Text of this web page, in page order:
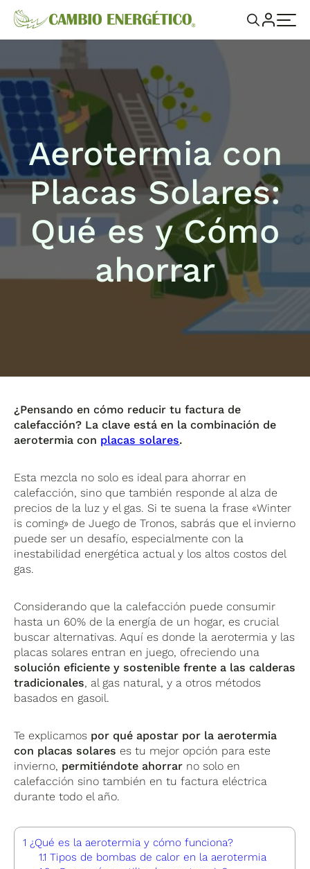
Aerotermia con
Placas Solares:
Qué es y Cómo
ahorrar
¿Pensando en cómo reducir tu factura de
calefacción? La clave está en la combinación de
aerotermia con placas solares.
Esta mezcla no solo es ideal para ahorrar en
calefacción, sino que también responde al alza de
precios de la luz y el gas. Si te suena la frase «Winter
is coming» de Juego de Tronos, sabrás que el invierno
puede ser un desafío, especialmente con la
inestabilidad energética actual y los altos costos del
gas.
Considerando que la calefacción puede consumir
hasta un 60% de la energía de un hogar, es crucial
buscar alternativas. Aquí es donde la aerotermia y las
placas solares entran en juego, ofreciendo una
solución eficiente y sostenible frente a las calderas
tradicionales, al gas natural, y a otros métodos
basados en gasoil.
Te explicamos por qué apostar por la aerotermia
con placas solares es tu mejor opción para este
invierno, permitiéndote ahorrar no solo en
calefacción sino también en tu factura eléctrica
durante todo el año.
1 ¿Qué es la aerotermia y cómo funciona?
1.1 Tipos de bombas de calor en la aerotermia